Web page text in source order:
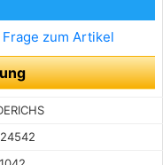
Frage zum Artikel